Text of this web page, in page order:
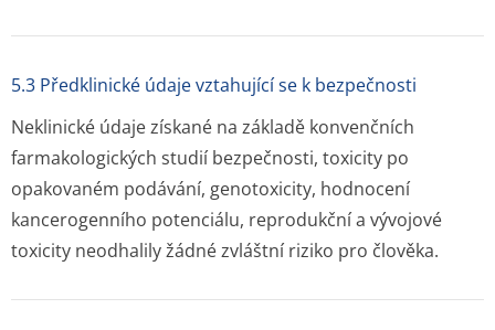
5.3 Předklinické údaje vztahující se k bezpečnosti
Neklinické údaje získané na základě konvenčních
farmakologických studií bezpečnosti, toxicity po
opakovaném podávání, genotoxicity, hodnocení
kancerogenního potenciálu, reprodukční a vývojové
toxicity neodhalily žádné zvláštní riziko pro člověka.